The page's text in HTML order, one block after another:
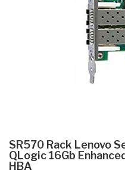
SR570 Rack Lenovo
QLogic 16Gb
HBA